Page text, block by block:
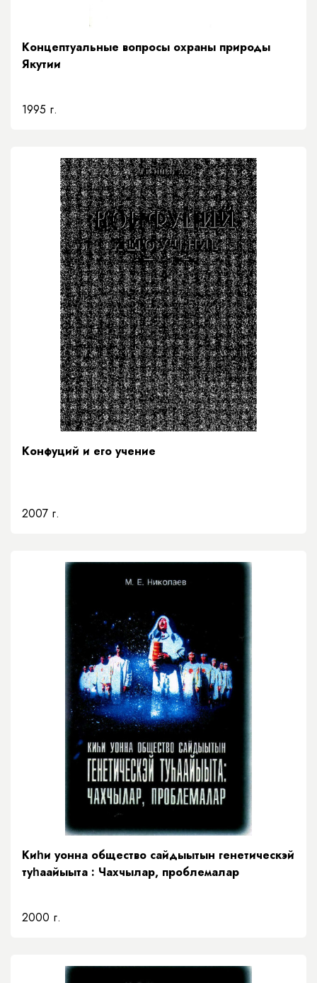
Концептуальные вопросы охраны природы
Якутии
1995 г.
Конфуций и его учение
2007 г.
Киһи уонна общество сайдыытын генетическэй
туһаайыыта : Чахчылар, проблемалар
2000 г.